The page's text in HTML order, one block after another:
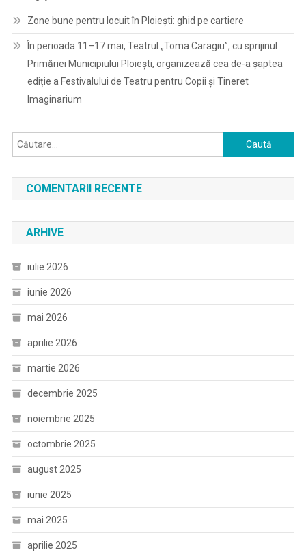
Zone bune pentru locuit în Ploiești: ghid pe cartiere
În perioada 11–17 mai, Teatrul „Toma Caragiu”, cu sprijinul
Primăriei Municipiului Ploiești, organizează cea de-a șaptea
ediție a Festivalului de Teatru pentru Copii și Tineret
Imaginarium
Caută
după:
COMENTARII RECENTE
ARHIVE
iulie 2026
iunie 2026
mai 2026
aprilie 2026
martie 2026
decembrie 2025
noiembrie 2025
octombrie 2025
august 2025
iunie 2025
mai 2025
aprilie 2025